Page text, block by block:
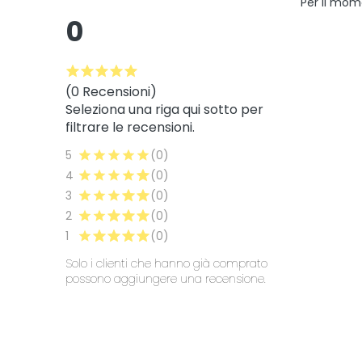
0
(0 Recensioni)
Seleziona una riga qui sotto per
filtrare le recensioni.
5
(0)
4
(0)
3
(0)
2
(0)
1
(0)
Solo i clienti che hanno già comprato
possono aggiungere una recensione.